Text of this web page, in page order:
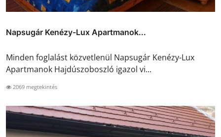
Napsugár Kenézy-Lux Apartmanok...
Minden foglalást közvetlenül Napsugár Kenézy-Lux
Apartmanok Hajdúszoboszló igazol vi...
2069 megtekintés